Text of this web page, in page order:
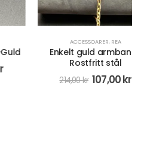
ACCESSOARER,REA
Enkelt guld armband-
Rostfritt stål
214,00kr 107,00kr